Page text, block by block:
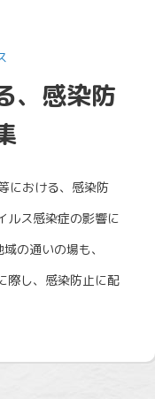
、感染防
における、感染防
ス感染症の影響に
の通いの場も、
際し、感染防止に配